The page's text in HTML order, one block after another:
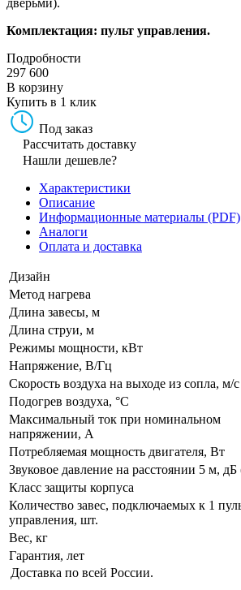
Комплектация: пульт управления.
Подробности
297 600
В корзину
Купить в 1 клик
Под заказ
Рассчитать доставку
Нашли дешевле?
Характеристики
Описание
Информационные материалы (PDF)
Аналоги
Оплата и доставка
Дизайн
Метод нагрева
Длина завесы, м
Длина струи, м
Режимы мощности, кВт
Напряжение, В/Гц
Скорость воздуха на выходе из сопла, м/с
Подогрев воздуха, °С
Максимальный ток при номинальном
напряжении, А
Потребляемая мощность двигателя, Вт
Звуковое давление на расстоянии 5 м,
Класс защиты корпуса
Количество завес, подключаемых к 1
управления, шт.
Вес, кг
Гарантия, лет
Доставка по всей России.